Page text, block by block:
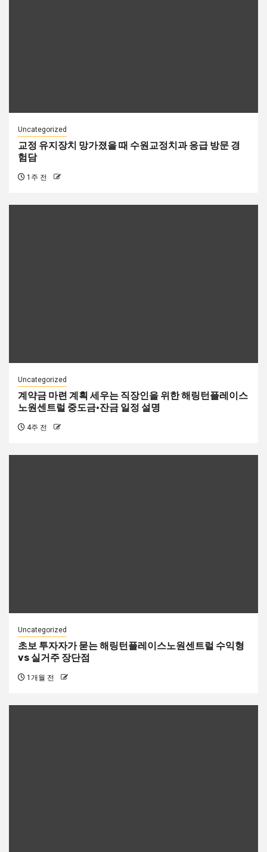
Uncategorized
교정 유지장치 망가졌을 때 수원교정치과 응급 방문 경
험담
1주 전
Uncategorized
계약금 마련 계획 세우는 직장인을 위한 해링턴플레이스
노원센트럴 중도금·잔금 일정 설명
4주 전
Uncategorized
초보 투자자가 묻는 해링턴플레이스노원센트럴 수익형
vs 실거주 장단점
1개월 전